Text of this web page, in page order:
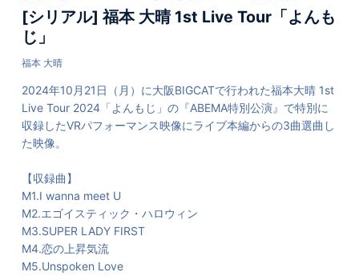
[シリアル] 福本 大晴 1st Live Tour「よんも
じ」
福本 大晴
2024年10月21日（月）に大阪BIGCATで行われた福本大晴 1st
Live Tour 2024「よんもじ」の『ABEMA特別公演』で特別に
収録したVRパフォーマンス映像にライブ本編からの3曲選曲し
た映像。
【収録曲】
M1.I wanna meet U
M2.エゴイスティック・ハロウィン
M3.SUPER LADY FIRST
M4.恋の上昇気流
M5.Unspoken Love